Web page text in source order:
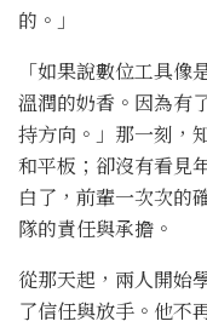
的。」
「如果說數位工具
溫潤的奶香。因為有
持方向。」那一刻，
和平板；卻沒有看見
白了，前輩一次次的
隊的責任與承擔。
從那天起，兩人開始
了信任與放手。他不